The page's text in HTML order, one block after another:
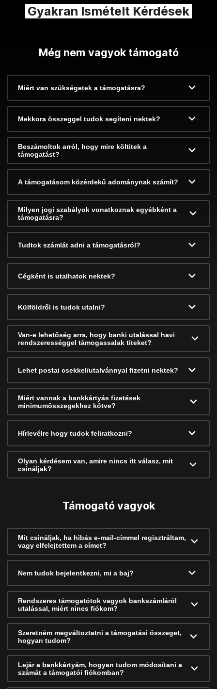
Gyakran Ismételt Kérdések
Még nem vagyok támogató
Miért van szükségetek a támogatásra?
Mekkora összeggel tudok segíteni nektek?
Beszámoltok arról, hogy mire költitek a
támogatást?
A támogatásom közérdekű adománynak számít?
Milyen jogi szabályok vonatkoznak egyébként a
támogatásra?
Tudtok számlát adni a támogatásról?
Cégként is utalhatok nektek?
Külföldről is tudok utalni?
Van-e lehetőség arra, hogy banki utalással havi
rendszerességgel támogassalak titeket?
Lehet postai csekkel/utalvánnyal fizetni nektek?
Miért vannak a bankkártyás fizetések
minimumösszegekhez kötve?
Hírlevélre hogy tudok feliratkozni?
Olyan kérdésem van, amire nincs itt válasz, mit
csináljak?
Támogató vagyok
Mit csináljak, ha hibás e-mail-címmel regisztráltam,
vagy elfelejtettem a címet?
Nem tudok bejelentkezni, mi a baj?
Rendszeres támogatótok vagyok bankszámláról
utalással, miért nincs fiókom?
Szeretném megváltoztatni a támogatási összeget,
hogyan tudom?
Lejár a bankkártyám, hogyan tudom módosítani a
számát a támogatói fiókomban?